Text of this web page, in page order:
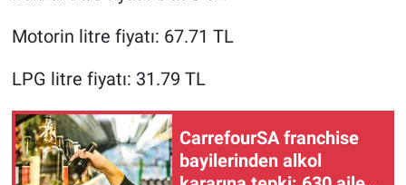
Motorin litre fiyatı: 67.71 TL
LPG litre fiyatı: 31.79 TL
CarrefourSA franchise
bayilerinden alkol